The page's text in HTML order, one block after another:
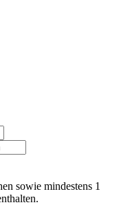
sowie mindestens 1